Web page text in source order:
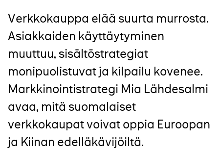
Verkkokauppa elää suurta murrosta.
Asiakkaiden käyttäytyminen
muuttuu, sisältöstrategiat
monipuolistuvat ja kilpailu kovenee.
Markkinointistrategi Mia Lähdesalmi
avaa, mitä suomalaiset
verkkokaupat voivat oppia Euroopan
ja Kiinan edelläkävijöiltä.